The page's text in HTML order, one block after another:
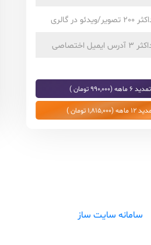
ویدئو در گالری
ایمیل اختصاصی
تمدید 6 ماهه (990,000 تومان )
ماهه (1,815,000 تومان )
سامانه سایت ساز